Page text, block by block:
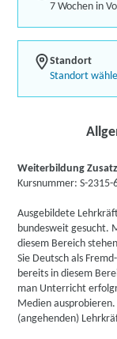
7 Wochen in
Standort
Standort
Weiterbildung
Kursnummer: S-2315-
Ausgebildete
bundesweit gesucht.
diesem Bereich
Sie Deutsch als
bereits in diesem
man Unterricht
Medien
(angehenden)